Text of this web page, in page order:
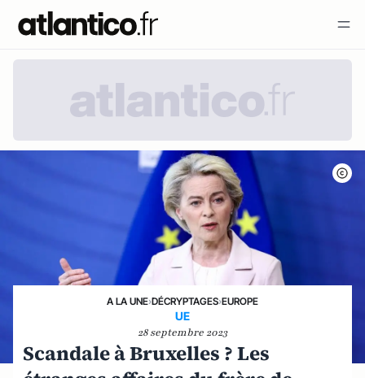
A LA UNE›DÉCRYPTAGES›EUROPE
UE
28 septembre 2023
Scandale à Bruxelles ? Les